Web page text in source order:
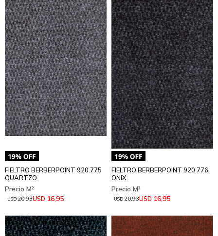
FIELTRO BERBERPOINT 920 775
QUARTZO
USD 16,95
USD20,93
FIELTRO BERBERPOINT 920 776
ONIX
USD 16,95
USD20,93